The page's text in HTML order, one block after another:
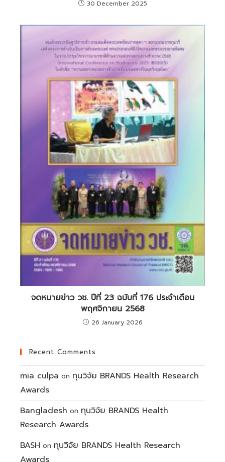
30 December 2025
จดหมายข่าว วช. ปีที่ 23 ฉบับที่ 176 ประจำเดือน
พฤศจิกายน 2568
26 January 2026
Recent Comments
mia culpa on ทุนวิจัย BRANDS Health Research
Awards
Bangladesh on ทุนวิจัย BRANDS Health
Research Awards
BASH on ทุนวิจัย BRANDS Health Research
Awards